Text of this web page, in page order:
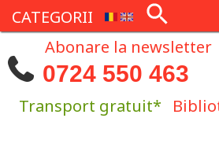
CATEGORII
Abonare la newsletter
0724 550 463
Transport gratuit*